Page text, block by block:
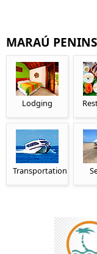
MARAÚ
Lodging
Transportation